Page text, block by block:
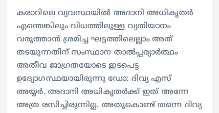
കരാറിലെ വ്യവസ്ഥയിൽ അദാനി അധികൃതർ
എന്തെങ്കിലും വിധത്തിലുള്ള വ്യതിയാനം
വരുത്താൻ ശ്രമിച്ച ഘട്ടത്തിലെല്ലാം അത്
തടയുന്നതിന് സംസ്ഥാന താൽപ്പര്യാർത്ഥം
അതീവ ജാഗ്രതയോടെ ഇടപെട്ട
ഉദ്യോഗസ്ഥയായിരുന്നു ഡോ: ദിവ്യ എസ്
അയ്യർ. അദാനി അധികൃതർക്ക് ഇത് അന്നേ
അത്ര രസിച്ചിരുന്നില്ല. അതുകൊണ്ട് തന്നെ ദിവ്യ